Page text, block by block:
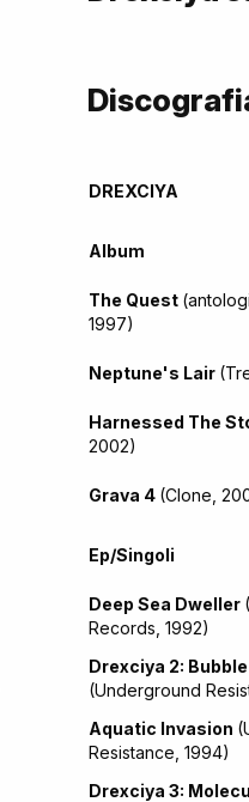
DREXCIYA
Album
The Quest
1997)
Neptune's Lair
Harnessed The
2002)
Grava 4 (Clone,
Ep/Singoli
Deep Sea Dweller
Records, 1992)
Drexciya 2:
(Underground
Aquatic Invasion
Resistance, 1994)
Drexciya 3: